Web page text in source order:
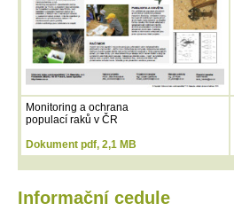
Monitoring a ochrana
populací raků v ČR
Dokument pdf, 2,1 MB
Informační cedule